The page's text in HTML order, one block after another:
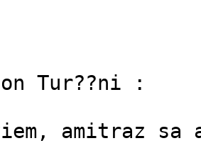
Tur??ni :
amitraz sa